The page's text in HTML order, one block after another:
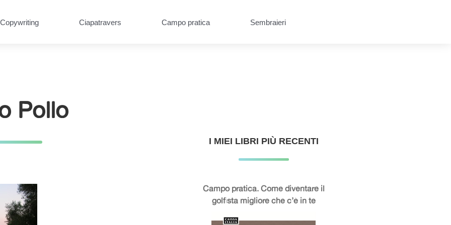
Copywriting Ciapatravers Campo pratica Sembraieri
Pollo
I MIEI LIBRI PIÙ RECENTI
Campo pratica. Come diventare il
golfista migliore che c’è in te